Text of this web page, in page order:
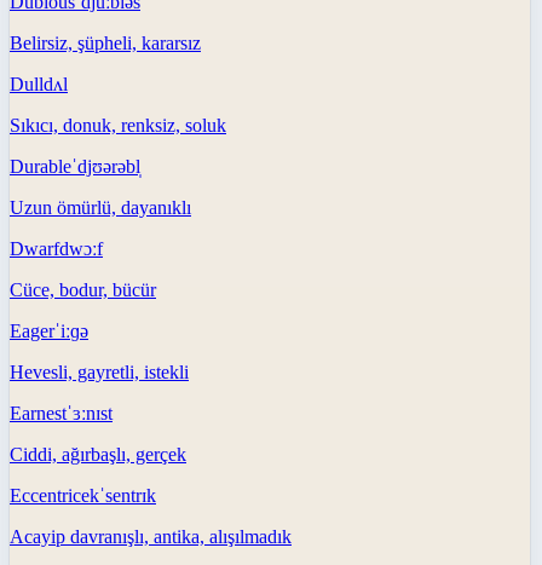
Belirsiz, şüpheli, kararsız
Dulldʌl
Sıkıcı, donuk, renksiz, soluk
Durableˈdjʊərəbl̩
Uzun ömürlü, dayanıklı
Dwarfdwɔːf
Cüce, bodur, bücür
Eagerˈiːɡə
Hevesli, gayretli, istekli
Earnestˈɜːnɪst
Ciddi, ağırbaşlı, gerçek
Eccentricekˈsentrɪk
Acayip davranışlı, antika, alışılmadık